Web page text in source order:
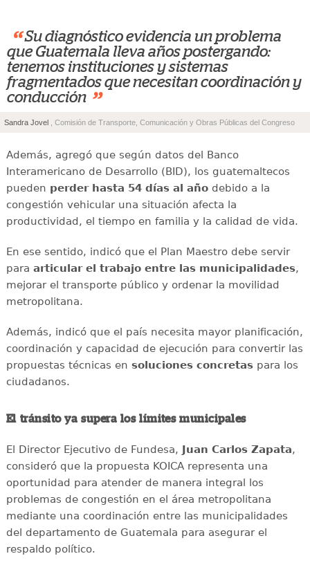
“ Su diagnóstico evidencia un problema
que Guatemala lleva años postergando:
tenemos instituciones y sistemas
fragmentados que necesitan coordinación y
conducción ”
Sandra Jovel , Comisión de Transporte, Comunicación y Obras Públicas del Congreso
Además, agregó que según datos del Banco
Interamericano de Desarrollo (BID), los guatemaltecos
pueden perder hasta 54 días al añodebido a la
congestión vehicular una situación afecta la
productividad, el tiempo en familia y la calidad de vida.
En ese sentido, indicó que el Plan Maestro debe servir
para articular el trabajo entre las municipalidades,
mejorar el transporte público y ordenar la movilidad
metropolitana.
Además, indicó que el país necesita mayor planificación,
coordinación y capacidad de ejecución para convertir las
propuestas técnicas en soluciones concretaspara los
ciudadanos.
El tránsito ya supera los límites municipales
El Director Ejecutivo de Fundesa, Juan Carlos Zapata,
consideró que la propuesta KOICA representa una
oportunidad para atender de manera integral los
problemas de congestión en el área metropolitana
mediante una coordinación entre las municipalidades
del departamento de Guatemala para asegurar el
respaldo político.